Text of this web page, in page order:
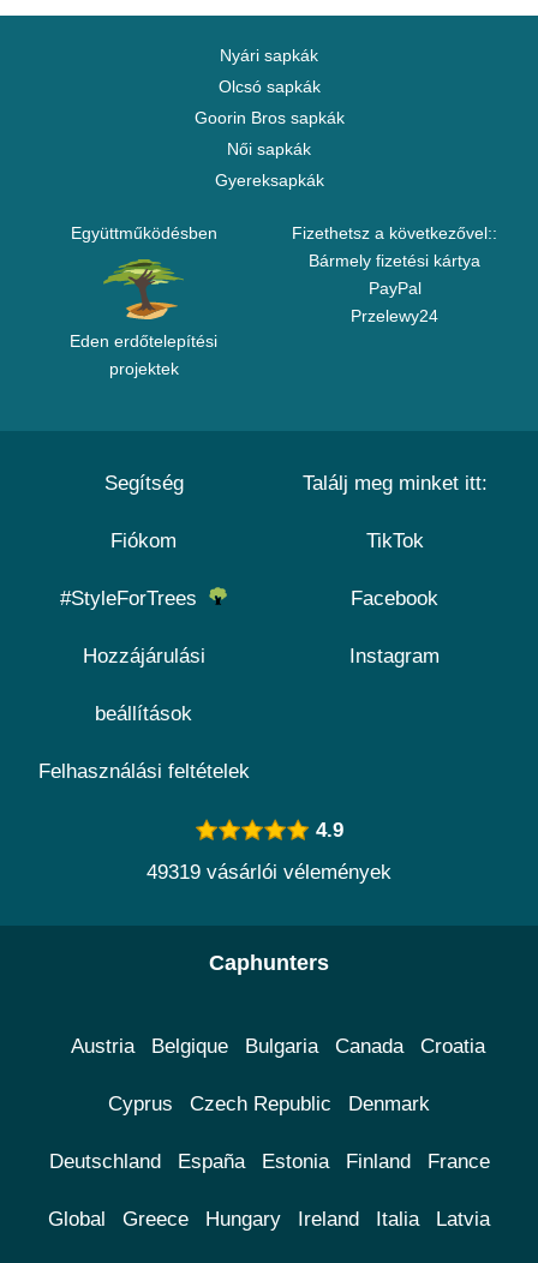
Nyári sapkák
Olcsó sapkák
Goorin Bros sapkák
Női sapkák
Gyereksapkák
Együttműködésben
Eden erdőtelepítési
projektek
Fizethetsz a következővel::
Bármely fizetési kártya
PayPal
Przelewy24
Segítség
Fiókom
#StyleForTrees
Hozzájárulási
beállítások
Felhasználási feltételek
Találj meg minket itt:
TikTok
Facebook
Instagram
4.9
49319 vásárlói vélemények
Caphunters
Austria Belgique Bulgaria Canada Croatia
Cyprus Czech Republic Denmark
Deutschland España Estonia Finland France
Global Greece Hungary Ireland Italia Latvia